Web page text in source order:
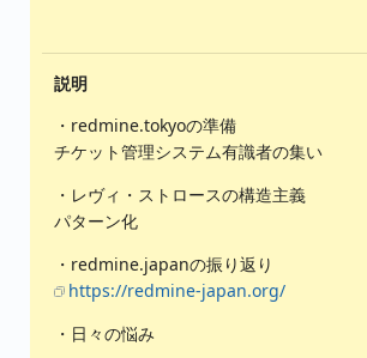
説明
・redmine.tokyoの準備
チケット管理システム有識者の集い
・レヴィ・ストロースの構造主義
パターン化
・redmine.japanの振り返り
https://redmine-japan.org/
・日々の悩み